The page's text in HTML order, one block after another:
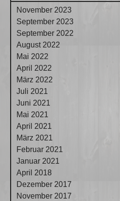
November 2023
September 2023
September 2022
August 2022
Mai 2022
April 2022
März 2022
Juli 2021
Juni 2021
Mai 2021
April 2021
März 2021
Februar 2021
Januar 2021
April 2018
Dezember 2017
November 2017